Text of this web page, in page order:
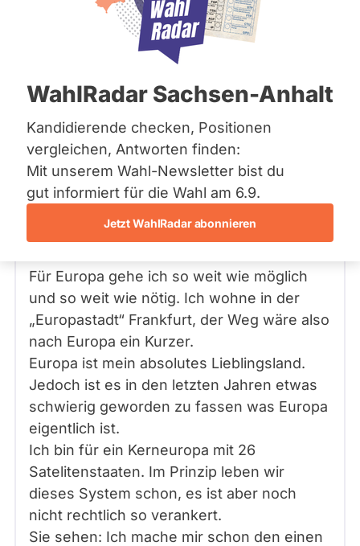
Bremen
Hamburg
Mecklenburg-Vorpommern
Nordrhein-Westfalen
Saarland
Sachsen
Sachsen-Anhalt
Sachsen-Anhalt
Schleswig-Holstein
Thüringen
Archiv
Über uns
Spenden
WahlRadar Sachsen-Anhalt
Kandidierende checken, Positionen
vergleichen, Antworten finden:
Mit unserem Wahl-Newsletter bist du
gut informiert für die Wahl am 6.9.
Jetzt WahlRadar abonnieren
weil
aktive
02.04.2019
Frage an Nico Wehnemann von Max H.
bezüglich Innere Sicherheit
Wie weit würden Sie für Europa gehen?
Antwort 08.04.2019von Nico Wehnemann
Die PARTEI
Hallo und vielen Dank HerrH.für Ihre
Frage.
Für Europa gehe ich so weit wie möglich
und so weit wie nötig. Ich wohne in der
„Europastadt“ Frankfurt, der Weg wäre also
nach Europa ein Kurzer.
Europa ist mein absolutes Lieblingsland.
Jedoch ist es in den letzten Jahren etwas
schwierig geworden zu fassen was Europa
eigentlich ist.
Ich bin für ein Kerneuropa mit 26
Satelitenstaaten. Im Prinzip leben wir
dieses System schon, es ist aber noch
nicht rechtlich so verankert.
Sie sehen: Ich mache mir schon den einen